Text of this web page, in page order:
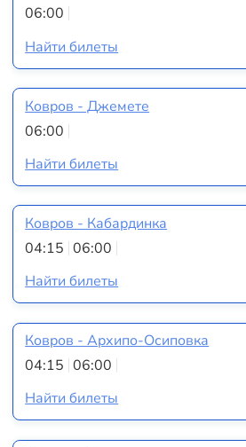
06:00
Найти билеты
Ковров - Джемете
06:00
Найти билеты
Ковров - Кабардинка
04:15 06:00
Найти билеты
Ковров - Архипо-Осиповка
04:15 06:00
Найти билеты